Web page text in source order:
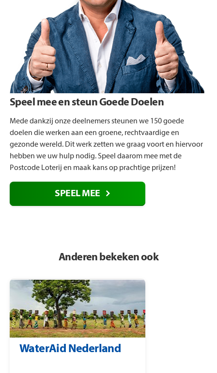
Speel mee en steun Goede Doelen
Mede dankzij onze deelnemers steunen we 150 goede
doelen die werken aan een groene, rechtvaardige en
gezonde wereld. Dit werk zetten we graag voort en hiervoor
hebben we uw hulp nodig. Speel daarom mee met de
Postcode Loterij en maak kans op prachtige prijzen!
SPEEL MEE
Anderen bekeken ook
WaterAid Nederland